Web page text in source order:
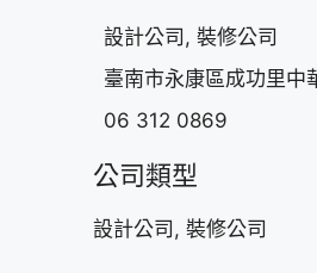
設計公司, 裝修公司
臺南市永康區成功里中
06 312 0869
公司類型
設計公司, 裝修公司